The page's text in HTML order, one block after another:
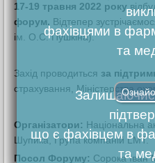
17-19 травня 2022 року
форум. Відтепер
ім. О.С. Пушкіна).
Захід проводиться за
страхування, Міністерства
Організатори: Національна
Шупика, Група компаній LMT.
Посол Форуму: Сорока Іван
фахівцями в
та
що є фахівцем в
та